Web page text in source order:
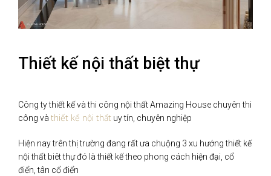
Thiết kế nội thất biệt thự
Công ty thiết kế và thi công nội thất Amazing House chuyên thi
công và thiết kế nội thất uy tín, chuyên nghiệp
Hiện nay trên thị trường đang rất ưa chuộng 3 xu hướng thiết kế
nội thất biêt thự đó là thiết kế theo phong cách hiện đại, cổ
điển, tân cổ điển